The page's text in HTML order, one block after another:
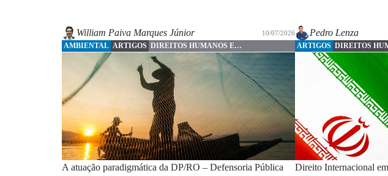
William Paiva Marques Júnior 10/07/2026 Pedro Lenza
AMBIENTAL ARTIGOS DIREITOS HUMANOS E
FUNDAMENTAIS
A atuação paradigmática da DP/RO – Defensoria Pública
ARTIGOS DIREITOS
Direito Internacional